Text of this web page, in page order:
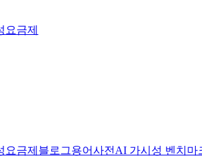
요금제
요금제 블로그용어사전 AI 가시성 벤치마